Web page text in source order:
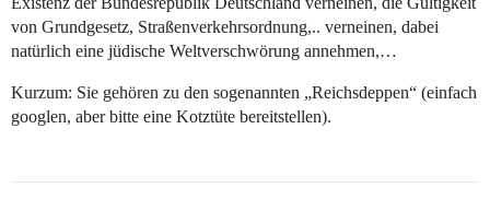
von Grundgesetz, Straßenverkehrsordnung,.. verneinen, dabei
natürlich eine jüdische Weltverschwörung annehmen,…
Kurzum: Sie gehören zu den sogenannten „Reichsdeppen“ (einfach
googlen, aber bitte eine Kotztüte bereitstellen).